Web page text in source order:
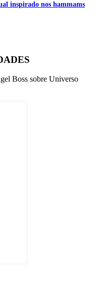
inspirado nos hammams
Boss sobre Universo